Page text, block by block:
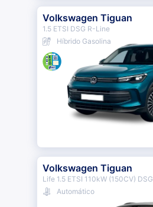
Volkswagen Tiguan
1.5 ETSI DSG R-Line
Híbrido Gasolina
Volkswagen Tiguan
Life 1.5 ETSI 110kW (150CV) DSG
Automático